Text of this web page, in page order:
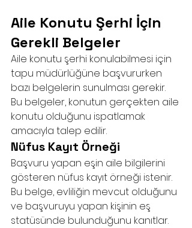
Aile Konutu Şerhi İçin
Gerekli Belgeler
Aile konutu şerhi konulabilmesi için
tapu müdürlüğüne başvururken
bazı belgelerin sunulması gerekir.
Bu belgeler, konutun gerçekten aile
konutu olduğunu ispatlamak
amacıyla talep edilir.
Nüfus Kayıt Örneği
Başvuru yapan eşin aile bilgilerini
gösteren nüfus kayıt örneği istenir.
Bu belge, evliliğin mevcut olduğunu
ve başvuruyu yapan kişinin eş
statüsünde bulunduğunu kanıtlar.